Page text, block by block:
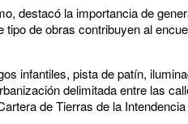
destacó la importancia de
de obras contribuyen al
infantiles, pista de patín,
delimitada entre las
de Tierras de la